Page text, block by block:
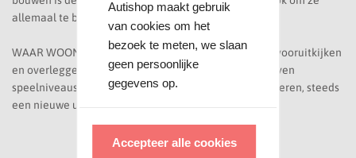
allemaal te beschermen tegen de natuurkrachten?
WAAR WOON JIJ? is een spannend bouwspel waarbij vooruitkijken
en overleggen een grote rol spelen. Het spel heeft zeven
speelniveaus en biedt daardoor, ook voor oudere kinderen, steeds
een nieuwe uitdaging.
Autishop maakt gebruik
van cookies om het
bezoek te meten, we slaan
geen persoonlijke
gegevens op.
Accepteer alle cookies